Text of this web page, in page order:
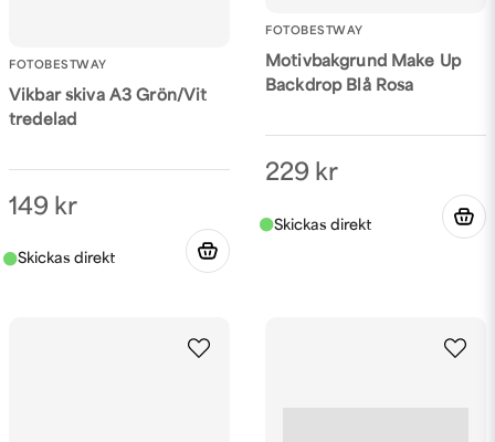
FOTOBESTWAY
Vikbar skiva A3 Grön/Vit
tredelad
149 kr
FOTOBESTWAY
Motivbakgrund Make Up
Backdrop Blå Rosa
229 kr